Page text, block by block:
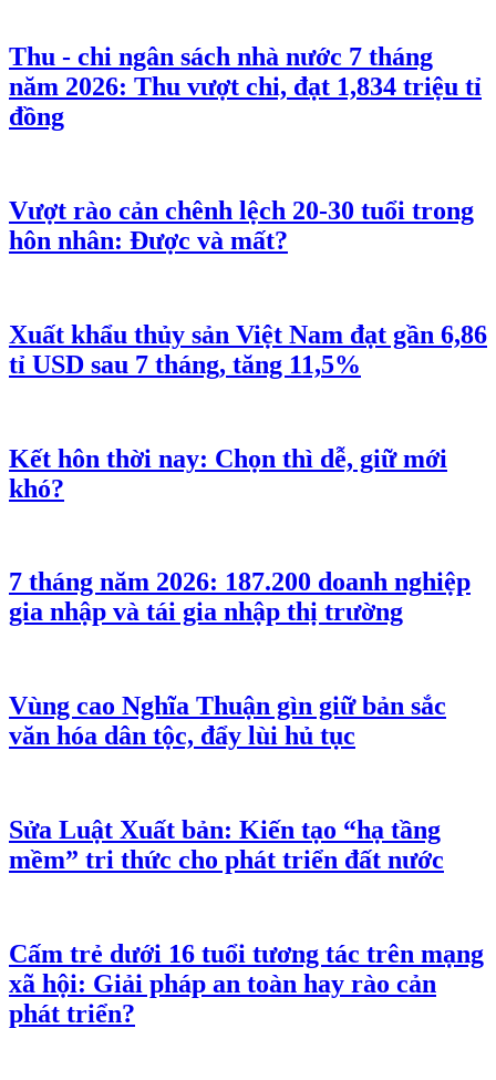
Thu - chi ngân sách nhà nước 7 tháng
năm 2026: Thu vượt chi, đạt 1,834 triệu tỉ
đồng
Vượt rào cản chênh lệch 20-30 tuổi trong
hôn nhân: Được và mất?
Xuất khẩu thủy sản Việt Nam đạt gần 6,86
tỉ USD sau 7 tháng, tăng 11,5%
Kết hôn thời nay: Chọn thì dễ, giữ mới
khó?
7 tháng năm 2026: 187.200 doanh nghiệp
gia nhập và tái gia nhập thị trường
Vùng cao Nghĩa Thuận gìn giữ bản sắc
văn hóa dân tộc, đẩy lùi hủ tục
Sửa Luật Xuất bản: Kiến tạo “hạ tầng
mềm” tri thức cho phát triển đất nước
Cấm trẻ dưới 16 tuổi tương tác trên mạng
xã hội: Giải pháp an toàn hay rào cản
phát triển?